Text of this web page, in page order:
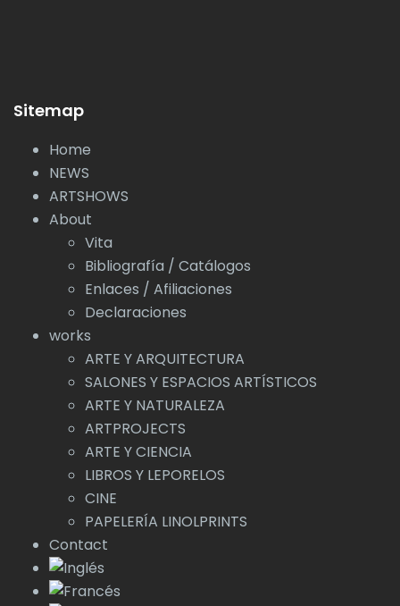
Sitemap
Home
NEWS
ARTSHOWS
About
Vita
Bibliografía / Catálogos
Enlaces / Afiliaciones
Declaraciones
works
ARTE Y ARQUITECTURA
SALONES Y ESPACIOS ARTÍSTICOS
ARTE Y NATURALEZA
ARTPROJECTS
ARTE Y CIENCIA
LIBROS Y LEPORELOS
CINE
PAPELERÍA LINOLPRINTS
Contact